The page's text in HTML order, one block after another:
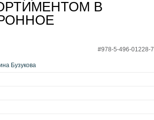
В
#978-5-496-01228-7
Бузукова